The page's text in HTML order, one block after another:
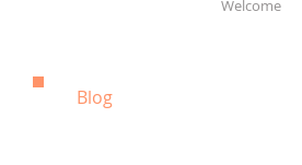
Welcome
Blog